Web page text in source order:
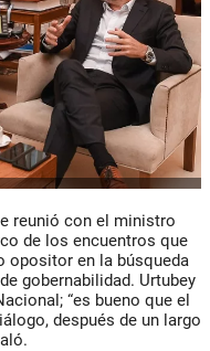
reunió con el ministro
de los encuentros que
opositor en la búsqueda
gobernabilidad. Urtubey
“es bueno que el
después de un largo